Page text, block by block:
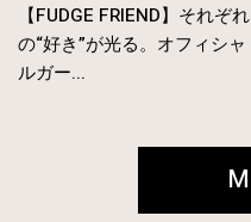
【FUDGE FRIEND】それぞれ
の“好き”が光る。オフィシャ
ルガー...